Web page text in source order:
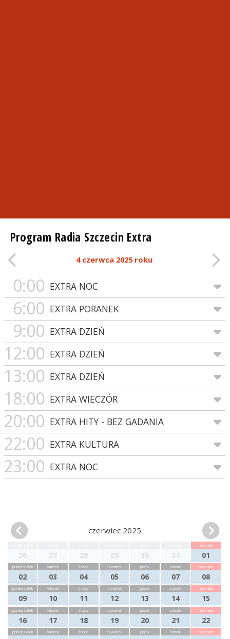
Program Radia Szczecin Extra
4 czerwca 2025 roku
0:00 EXTRA NOC
6:00 EXTRA PORANEK
9:00 EXTRA DZIEŃ
12:00 EXTRA DZIEŃ
13:00 EXTRA DZIEŃ
18:00 EXTRA WIECZÓR
20:00 EXTRA HITY - BEZ GADANIA
22:00 EXTRA KULTURA
23:00 EXTRA NOC
czerwiec 2025
26 27 28 29 30 31
niedziela
01
poniedziałek
02
wtorek
03
środa
04
czwartek
05
piątek
06
sobota
07
niedziela
08
poniedziałek
09
wtorek
10
środa
11
czwartek
12
piątek
13
sobota
14
niedziela
15
poniedziałek
16
wtorek
17
środa
18
czwartek
19
piątek
20
sobota
21
niedziela
22
poniedziałek wtorek środa czwartek piątek sobota niedziela